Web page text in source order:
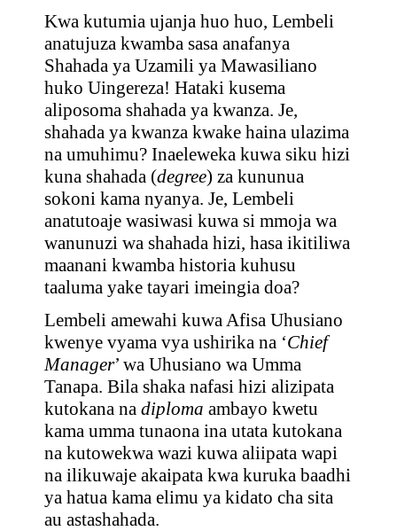
Kwa kutumia ujanja huo huo, Lembeli
anatujuza kwamba sasa anafanya
Shahada ya Uzamili ya Mawasiliano
huko Uingereza! Hataki kusema
aliposoma shahada ya kwanza. Je,
shahada ya kwanza kwake haina ulazima
na umuhimu? Inaeleweka kuwa siku hizi
kuna shahada (degree) za kununua
sokoni kama nyanya. Je, Lembeli
anatutoaje wasiwasi kuwa si mmoja wa
wanunuzi wa shahada hizi, hasa ikitiliwa
maanani kwamba historia kuhusu
taaluma yake tayari imeingia doa?
Lembeli amewahi kuwa Afisa Uhusiano
kwenye vyama vya ushirika na ‘Chief
Manager’ wa Uhusiano wa Umma
Tanapa. Bila shaka nafasi hizi alizipata
kutokana na diploma ambayo kwetu
kama umma tunaona ina utata kutokana
na kutowekwa wazi kuwa aliipata wapi
na ilikuwaje akaipata kwa kuruka baadhi
ya hatua kama elimu ya kidato cha sita
au astashahada.